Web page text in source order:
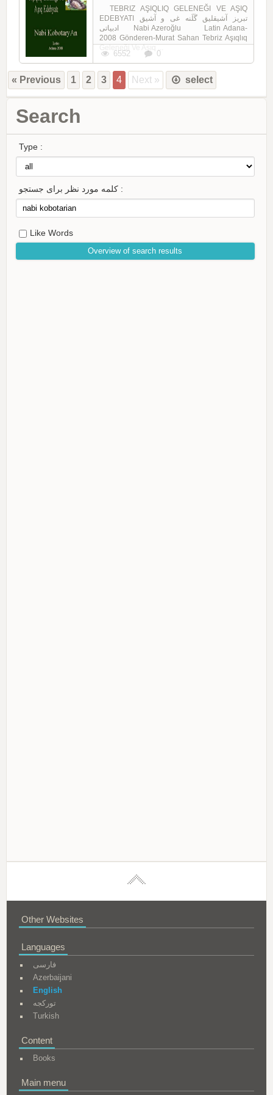
TEBRIZ AŞIQLIQ GELENEĞI VE AŞIQ
EDEBYATI تبریز آشیقلیق گَلَنه غی و آشیق
ادبیاتی Nabi Azeroğlu Latin Adana-
2008 Gönderen-Murat Sahan Tebriz Aşıqlıq
6552 0
« Previous 1 2 3 4 Next » select
Search
Type :
کلمه مورد نظر برای جستجو :
Like Words
Other Websites
Languages
فارسی
Azerbaijani
English
تورکجه
Turkish
Content
Books
Main menu